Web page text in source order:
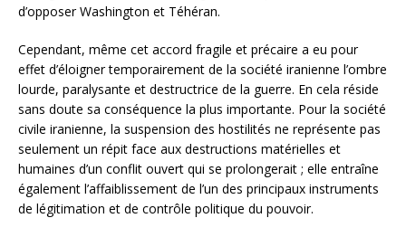
d’opposer Washington et Téhéran.
Cependant, même cet accord fragile et précaire a eu pour
effet d’éloigner temporairement de la société iranienne l’ombre
lourde, paralysante et destructrice de la guerre. En cela réside
sans doute sa conséquence la plus importante. Pour la société
civile iranienne, la suspension des hostilités ne représente pas
seulement un répit face aux destructions matérielles et
humaines d’un conflit ouvert qui se prolongerait ; elle entraîne
également l’affaiblissement de l’un des principaux instruments
de légitimation et de contrôle politique du pouvoir.